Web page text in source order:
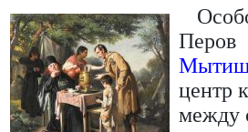
центр
между